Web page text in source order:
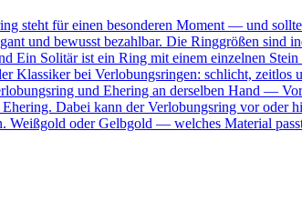
steht für einen besonderen Moment — und
und bewusst bezahlbar. Die Ringgrößen sind
Ein Solitär ist ein Ring mit einem einzelnen
Klassiker bei Verlobungsringen: schlicht,
und Ehering an derselben Hand —
Dabei kann der Verlobungsring vor oder
Weißgold oder Gelbgold — welches Material